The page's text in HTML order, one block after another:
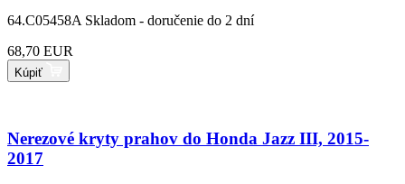
64.C05458A Skladom - doručenie do 2 dní
68,70 EUR
Kúpiť
Nerezové kryty prahov do Honda Jazz III, 2015-
2017